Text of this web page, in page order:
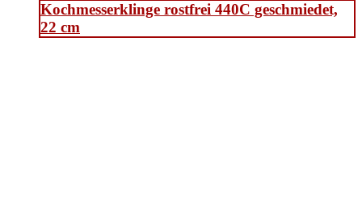
Kochmesserklinge rostfrei 440C geschmiedet,
22 cm